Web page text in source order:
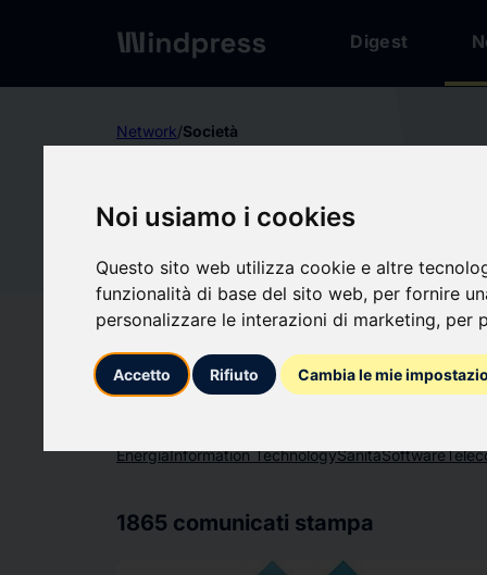
Noi usiamo i cookies
Questo sito web utilizza cookie e altre
funzionalità di base del sito web, per fornire
personalizzare le interazioni di marketing, per
Accetto Rifiuto Cambia le mie
Digest
Network/Società
Ma
Segui
Di cosa scriviamo
EnergiaInformation TechnologySanitàSoftware
1865 comunicati stampa